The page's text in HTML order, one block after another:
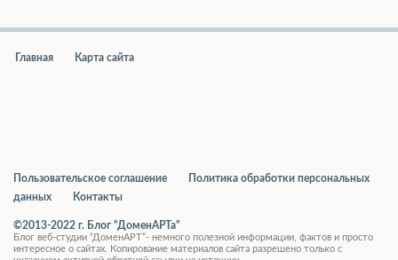
Главная Карта сайта
Пользовательское соглашение
Политика обработки персональных
данных
Контакты
©2013-2022 г. Блог “ДоменАРТа”
Блог веб-студии “ДоменАРТ”- немного полезной информации, фактов и просто
интересное о сайтах. Копирование материалов сайта разрешено только с